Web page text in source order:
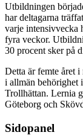
Utbildningen
har deltagarna
varje intensivvecka
fyra veckor.
30 procent sker på
Detta är femte året
i allmän behörighet
Trollhättan. Lernia
Göteborg och
Sidopanel